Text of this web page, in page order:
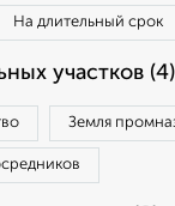
На длительный срок
участков (4)
Земля